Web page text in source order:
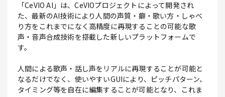
「CeVIO AI」は、CeVIOプロジェクトによって開発され
た、最新のAI技術により人間の声質・癖・歌い方・しゃべ
り方をこれまでになく高精度に再現することの可能な歌
声・音声合成技術を搭載した新しいプラットフォームで
す。
人間による歌声・話し声をリアルに再現することが可能と
なるだけでなく、使いやすいGUIにより、ピッチパターン、
タイミング等を自在に編集することが可能となり、これま